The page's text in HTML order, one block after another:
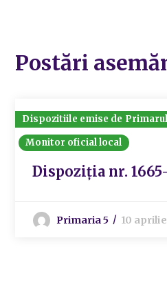
Postări
Dispozitiile emise de
Monitor oficial local
Dispoziția nr.
Primaria 5 10